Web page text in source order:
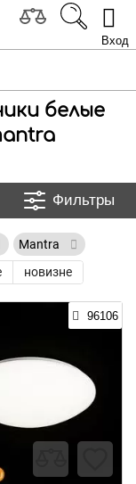
Вход
белые
Фильтры
Mantra
новизне
96106